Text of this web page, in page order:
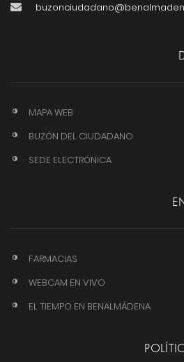
MAPA WEB
BUZÓN DEL CIUDADANO
SEDE ELECTRÓNICA
FARMACIAS
WEBCAM EN VIVO
EL TIEMPO EN BENALMÁDENA